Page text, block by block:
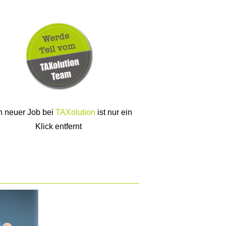
neuer Job bei TAXolution ist nur ein
Klick entfernt